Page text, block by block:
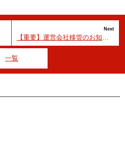
【重要】運営会社移管のお知らせ
一覧